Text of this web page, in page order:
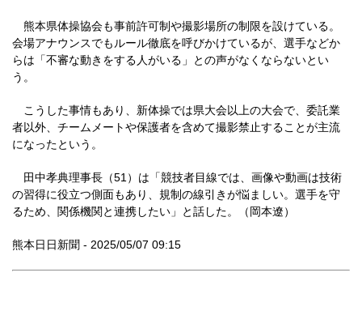
熊本県体操協会も事前許可制や撮影場所の制限を設けている。
会場アナウンスでもルール徹底を呼びかけているが、選手などか
らは「不審な動きをする人がいる」との声がなくならないとい
う。
こうした事情もあり、新体操では県大会以上の大会で、委託業
者以外、チームメートや保護者を含めて撮影禁止することが主流
になったという。
田中孝典理事長（51）は「競技者目線では、画像や動画は技術
の習得に役立つ側面もあり、規制の線引きが悩ましい。選手を守
るため、関係機関と連携したい」と話した。（岡本遼）
熊本日日新聞 - 2025/05/07 09:15